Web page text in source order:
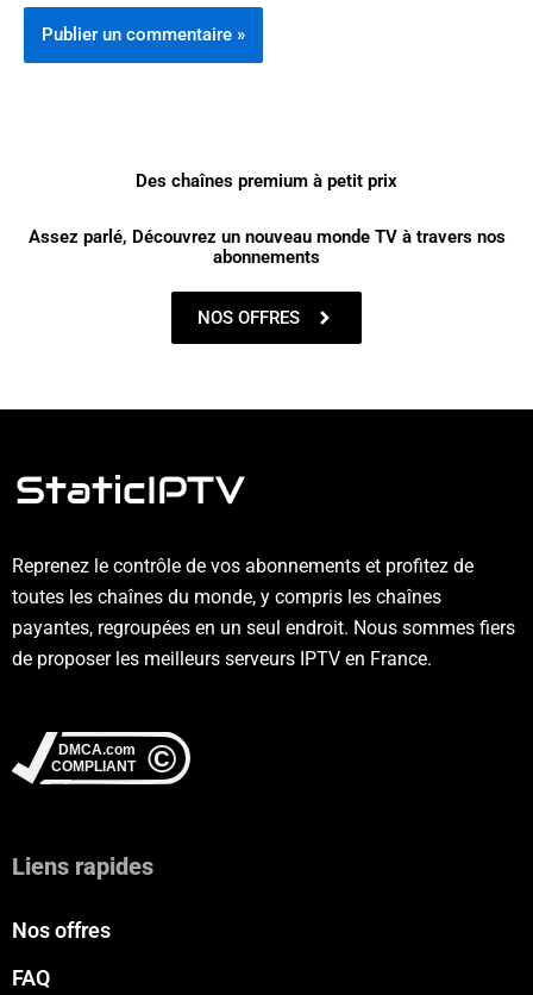
Des chaînes premium à petit prix
Assez parlé, Découvrez un nouveau monde TV à travers nos
abonnements
NOS OFFRES
Reprenez le contrôle de vos abonnements et profitez de
toutes les chaînes du monde, y compris les chaînes
payantes, regroupées en un seul endroit. Nous sommes fiers
de proposer les meilleurs serveurs IPTV en France.
Liens rapides
Nos offres
FAQ